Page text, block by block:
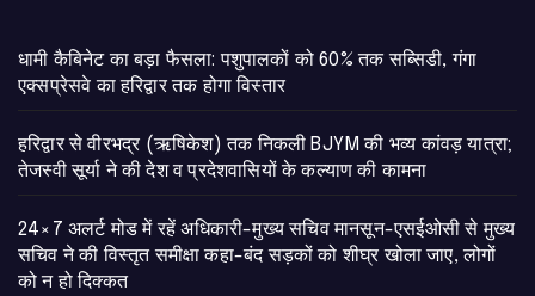
​धामी कैबिनेट का बड़ा फैसला: पशुपालकों को 60% तक सब्सिडी, गंगा
एक्सप्रेसवे का हरिद्वार तक होगा विस्तार
​हरिद्वार से वीरभद्र (ऋषिकेश) तक निकली BJYM की भव्य कांवड़ यात्रा;
तेजस्वी सूर्या ने की देश व प्रदेशवासियों के कल्याण की कामना
24×7 अलर्ट मोड में रहें अधिकारी-मुख्य सचिव मानसून-एसईओसी से मुख्य
सचिव ने की विस्तृत समीक्षा कहा-बंद सड़कों को शीघ्र खोला जाए, लोगों
को न हो दिक्कत